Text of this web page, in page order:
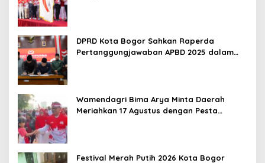
DPRD Kota Bogor Sahkan Raperda
Pertanggungjawaban APBD 2025 dalam
Wamendagri Bima Arya Minta Daerah
Meriahkan 17 Agustus dengan Pesta
Festival Merah Putih 2026 Kota Bogor